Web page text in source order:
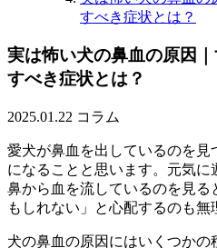
すべき症状とは？
実は怖い犬の鼻血の原因
すべき症状とは？
2025.01.22 コラム
愛犬が鼻血を出しているのを
になることと思います。元気
鼻から血を流しているのを見
もしれない」と心配するのも無
犬の鼻血の原因にはいくつか